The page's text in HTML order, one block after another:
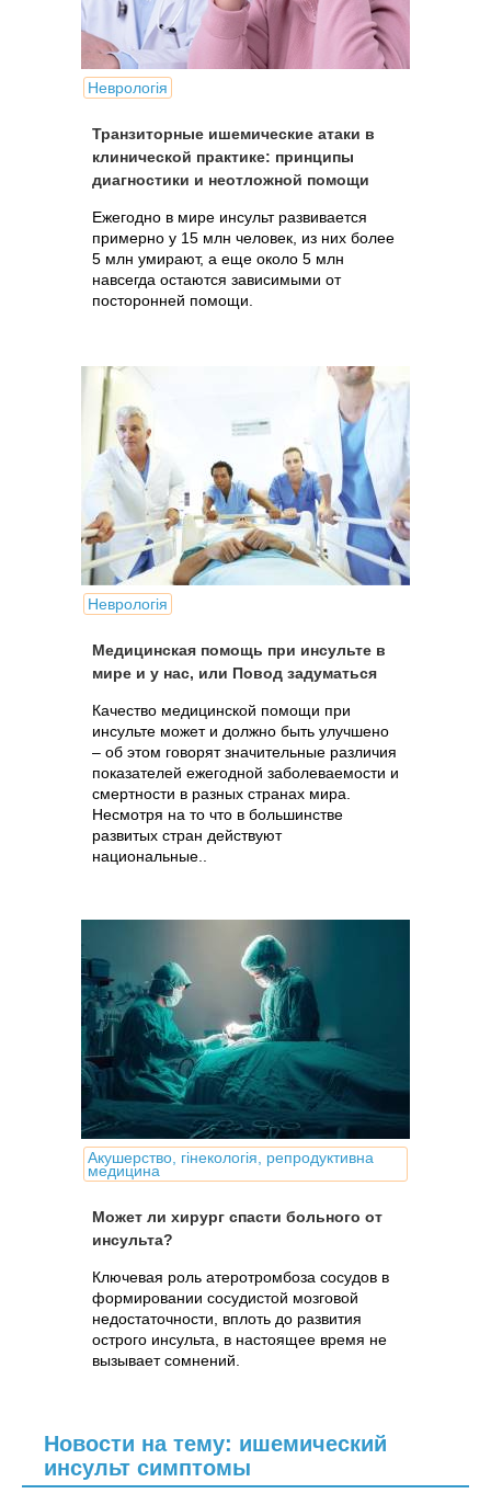
Неврологія
Транзиторные ишемические атаки в
клинической практике: принципы
диагностики и неотложной помощи
Ежегодно в мире инсульт развивается
примерно у 15 млн человек, из них более
5 млн умирают, а еще около 5 млн
навсегда остаются зависимыми от
посторонней помощи.
Неврологія
Медицинская помощь при инсульте в
мире и у нас, или Повод задуматься
Качество медицинской помощи при
инсульте может и должно быть улучшено
– об этом говорят значительные различия
показателей ежегодной заболеваемости и
смертности в разных странах мира.
Несмотря на то что в большинстве
развитых стран действуют
национальные..
Акушерство, гінекологія, репродуктивна
медицина
Может ли хирург спасти больного от
инсульта?
Ключевая роль атеротромбоза сосудов в
формировании сосудистой мозговой
недостаточности, вплоть до развития
острого инсульта, в настоящее время не
вызывает сомнений.
Новости на тему: ишемический
инсульт симптомы